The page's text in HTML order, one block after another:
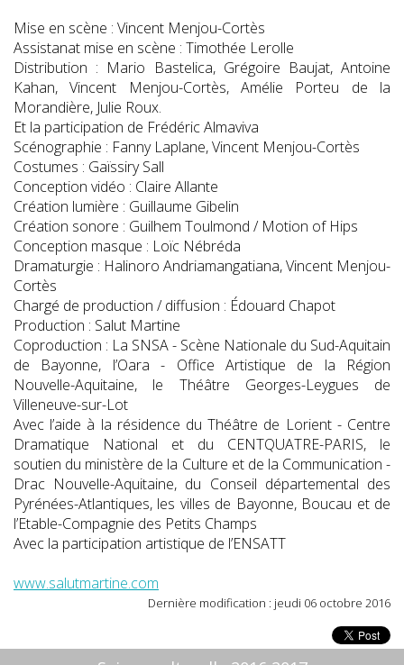
Mise en scène : Vincent Menjou-Cortès
Assistanat mise en scène : Timothée Lerolle
Distribution : Mario Bastelica, Grégoire Baujat, Antoine
Kahan, Vincent Menjou-Cortès, Amélie Porteu de la
Morandière, Julie Roux.
Et la participation de Frédéric Almaviva
Scénographie : Fanny Laplane, Vincent Menjou-Cortès
Costumes : Gaïssiry Sall
Conception vidéo : Claire Allante
Création lumière : Guillaume Gibelin
Création sonore : Guilhem Toulmond / Motion of Hips
Conception masque : Loïc Nébréda
Dramaturgie : Halinoro Andriamangatiana, Vincent Menjou-
Cortès
Chargé de production / diffusion : Édouard Chapot
Production : Salut Martine
Coproduction : La SNSA - Scène Nationale du Sud-Aquitain
de Bayonne, l’Oara - Office Artistique de la Région
Nouvelle-Aquitaine, le Théâtre Georges-Leygues de
Villeneuve-sur-Lot
Avec l’aide à la résidence du Théâtre de Lorient - Centre
Dramatique National et du CENTQUATRE-PARIS, le
soutien du ministère de la Culture et de la Communication -
Drac Nouvelle-Aquitaine, du Conseil départemental des
Pyrénées-Atlantiques, les villes de Bayonne, Boucau et de
l’Etable-Compagnie des Petits Champs
Avec la participation artistique de l’ENSATT
www.salutmartine.com
Dernière modification : jeudi 06 octobre 2016